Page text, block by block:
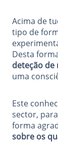
Acima de
tipo de
Desta
deteção de
uma
Este
sector,
forma
sobre os